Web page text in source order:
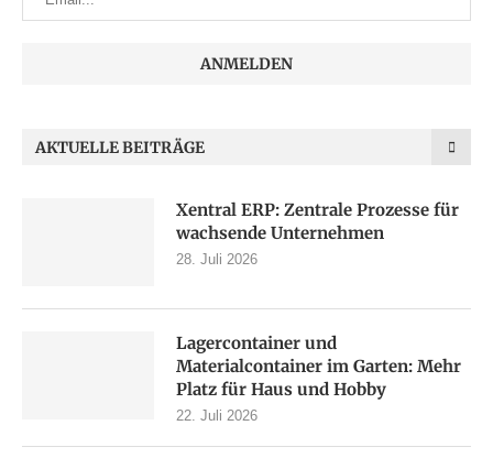
AKTUELLE BEITRÄGE
Xentral ERP: Zentrale Prozesse für
wachsende Unternehmen
28. Juli 2026
Lagercontainer und
Materialcontainer im Garten: Mehr
Platz für Haus und Hobby
22. Juli 2026